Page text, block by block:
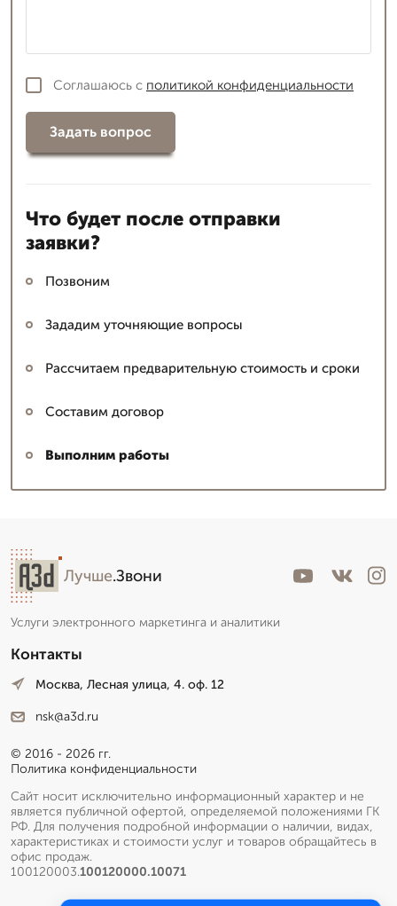
Соглашаюсь с политикой конфиденциальности
Задать вопрос
Что будет после отправки
заявки?
Позвоним
Зададим уточняющие вопросы
Рассчитаем предварительную стоимость и сроки
Составим договор
Выполним работы
Лучше.Звони
Услуги электронного маркетинга и аналитики
Контакты
Москва, Лесная улица, 4. оф. 12
nsk@a3d.ru
© 2016 - 2026 гг.
Политика конфиденциальности
Сайт носит исключительно информационный характер и не
является публичной офертой, определяемой положениями ГК
РФ. Для получения подробной информации о наличии, видах,
характеристиках и стоимости услуг и товаров обращайтесь в
офис продаж.
100120003.100120000.10071